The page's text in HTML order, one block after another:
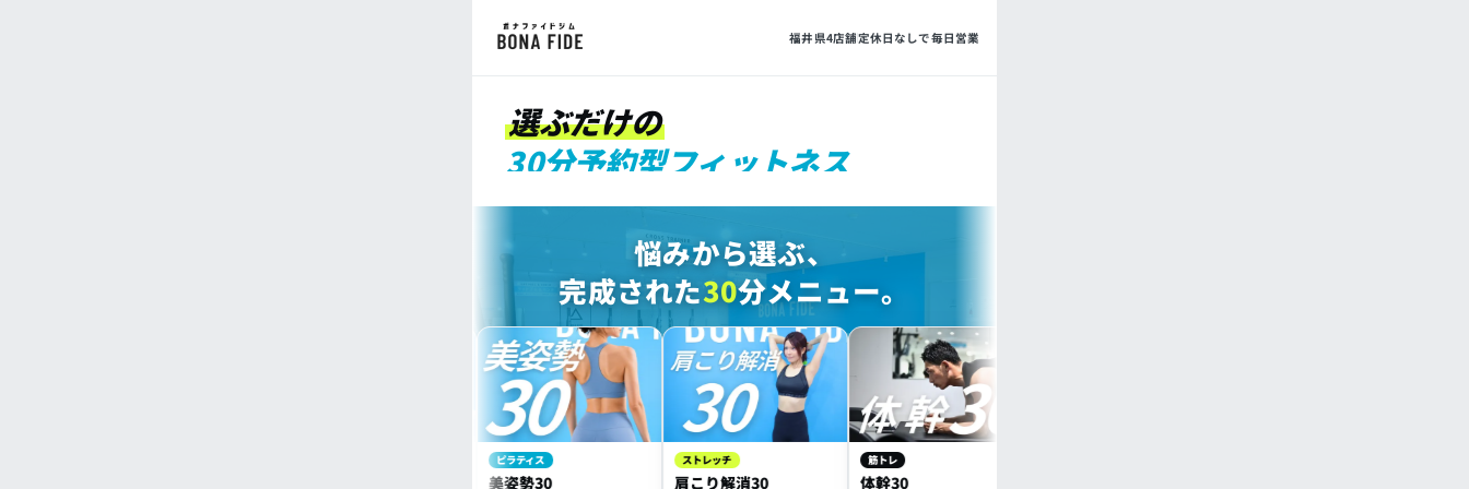
福井県4店舗定休日なしで毎日営業
選ぶだけの
30分予約型フィットネス
30
MIN FITNESS
悩みから選ぶ、
完成された30分メニュー。
ピラティス
美姿勢30
ストレッチ
肩こり解消30 体幹30